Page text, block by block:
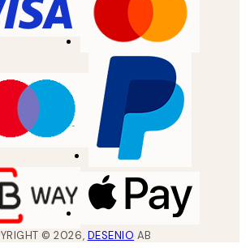
©2026, DESENIO AB